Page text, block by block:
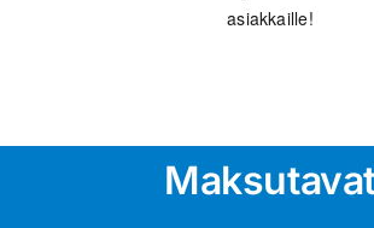
asiakkaille!